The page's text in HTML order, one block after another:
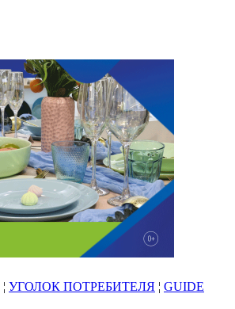
¦ УГОЛОК ПОТРЕБИТЕЛЯ ¦ GUIDE